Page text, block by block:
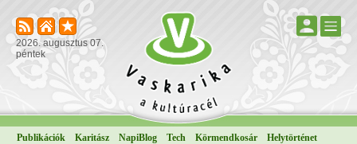
2026. augusztus 07.
péntek
Publikációk Karitász NapiBlog Tech Körmendkosár
Helytörténet